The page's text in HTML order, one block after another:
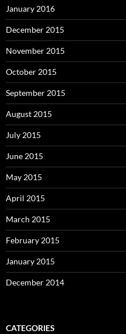
January 2016
December 2015
November 2015
October 2015
September 2015
August 2015
July 2015
June 2015
May 2015
April 2015
March 2015
February 2015
January 2015
December 2014
CATEGORIES